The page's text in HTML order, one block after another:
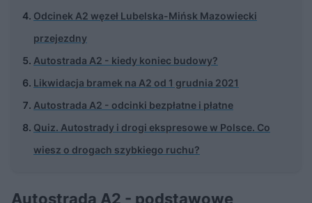
Odcinek A2 węzeł Lubelska-Mińsk Mazowiecki
przejezdny
Autostrada A2 - kiedy koniec budowy?
Likwidacja bramek na A2 od 1 grudnia 2021
Autostrada A2 - odcinki bezpłatne i płatne
Quiz. Autostrady i drogi ekspresowe w Polsce. Co
wiesz o drogach szybkiego ruchu?
Autostrada A2 - podstawowe